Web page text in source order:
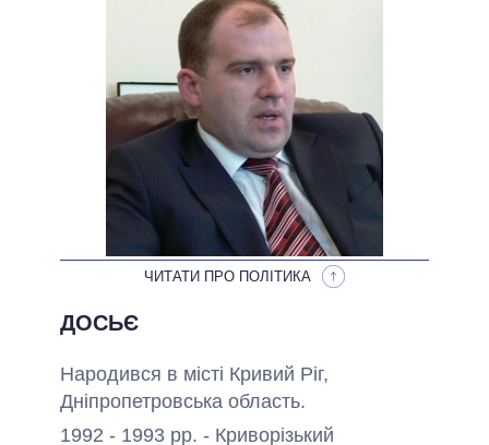
НЕВИКОНАНІ ОБІЦЯНКИ
ОБІЦЯНКИ У ПРОЦЕСІ
ВСІ ОБІЦЯНКИ
АРХІВНІ ОБІЦЯНКИ
ЧИТАТИ ПРО ПОЛІТИКА
ДОСЬЄ
Народився в місті Кривий Ріг,
Дніпропетровська область.
1992 - 1993 рр. - Криворізький